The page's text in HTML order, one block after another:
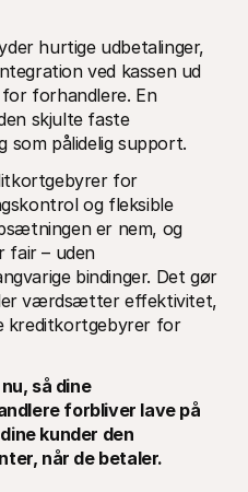
hurtige udbetalinger,
ved kassen ud
forhandlere. En
skjulte faste
som pålidelig support.
for
og fleksible
er nem, og
fair – uden
bindinger. Det gør
værdsætter effektivitet,
kreditkortgebyrer for
så dine
forbliver lave på
kunder den
når de betaler.